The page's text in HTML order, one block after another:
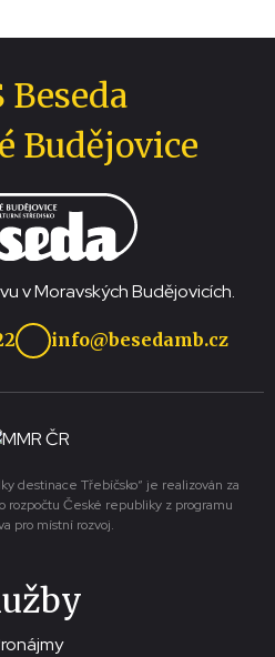
Beseda
Budějovice
v Moravských Budějovicích.
info@besedamb.cz
destinace Třebíčsko“ je realizován za
rozpočtu České republiky z programu
pro místní rozvoj.